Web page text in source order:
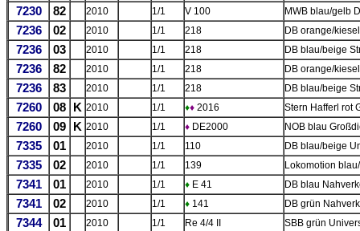
7230 82 2010 1/1 V 100 MWB blau/gelb
7236 02 2010 1/1 218 DB orange/
7236 03 2010 1/1 218 DB blau/beige
7236 82 2010 1/1 218 DB orange/
7236 83 2010 1/1 218 DB blau/beige
7260 08 K 2010 1/1 ♦♦ 2016 Stern Hafferl rot
7260 09 K 2010 1/1 ♦ DE2000 NOB blau
7335 01 2010 1/1 110 DB blau/beige
7335 02 2010 1/1 139 Lokomotion
7341 01 2010 1/1 ♦ E 41 DB blau
7341 02 2010 1/1 ♦ 141 DB grün
7344 01 2010 1/1 Re 4/4 II SBB grün